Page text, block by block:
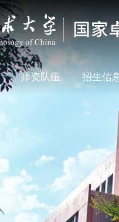
师资队伍 招生信